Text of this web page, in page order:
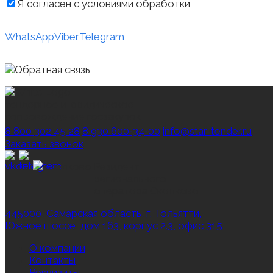
Я согласен с условиями обработки
WhatsAppViberTelegram
8 800 302 45 28 8 930 600‑34‑00 info@star-tender.ru
Заказать звонок
445000, Самарская область, г. Тольятти,
Южное шоссе, дом 163, корпус 2.3, офис 315
О компании
Контакты